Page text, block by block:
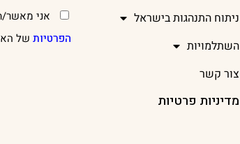
ניתוח התנהגות בישראל
השתלמויות
צור קשר
מדיניות פרטיות
אני מאשר/
הפרטיותשל